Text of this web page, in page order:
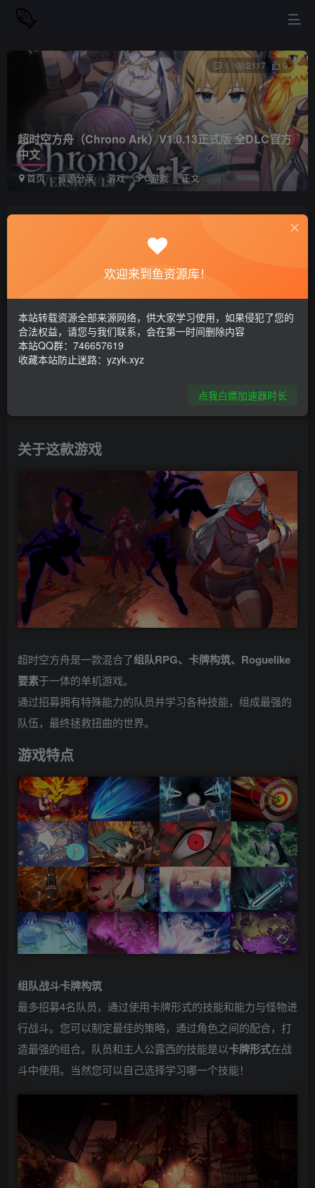
超时空方舟（Chrono Ark）V1.0.13正式版 全DLC官方
中文
首页 资源分享 游戏 PC游戏 正文
1 2117 9
私信
关于这款游戏
超时空方舟是一款混合了组队RPG、卡牌构筑、Roguelike
要素于一体的单机游戏。
通过招募拥有特殊能力的队员并学习各种技能，组成最强的
队伍，最终拯救扭曲的世界。
游戏特点
组队战斗卡牌构筑
最多招募4名队员，通过使用卡牌形式的技能和能力与怪物进
行战斗。您可以制定最佳的策略，通过角色之间的配合，打
造最强的组合。队员和主人公露西的技能是以卡牌形式在战
斗中使用。当然您可以自己选择学习哪一个技能！
欢迎来到鱼资源库！
本站转载资源全部来源网络，供大家学习使用，如果侵犯了您的
合法权益，请您与我们联系，会在第一时间删除内容
本站QQ群：746657619
收藏本站防止迷路：yzyk.xyz
点我白嫖加速器时长